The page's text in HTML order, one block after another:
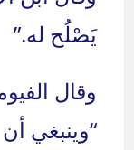
يَصْلُح له.”
وقال
“وينبغي